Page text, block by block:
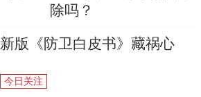
除吗？
新版《防卫白皮书》藏祸心
今日关注